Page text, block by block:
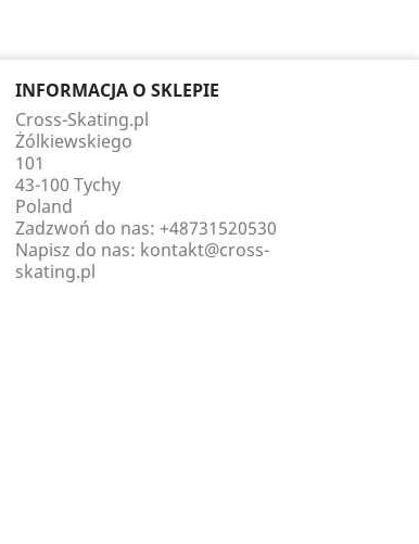
INFORMACJA O SKLEPIE
Cross-Skating.pl
Żólkiewskiego
101
43-100 Tychy
Poland
Zadzwoń do nas: +48731520530
Napisz do nas: kontakt@cross-
skating.pl